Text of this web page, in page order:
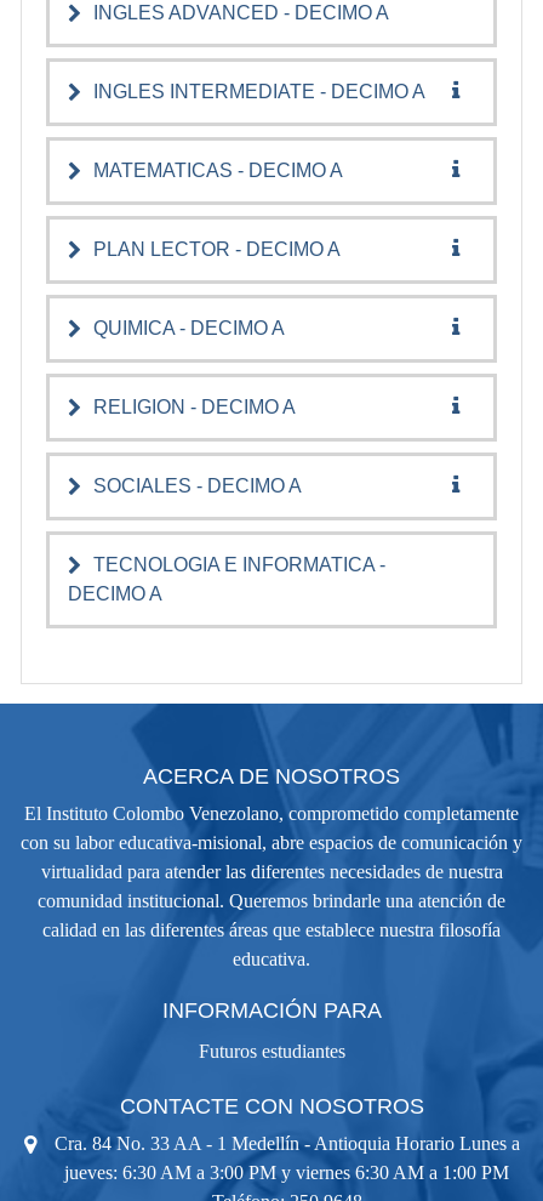
INGLES ADVANCED - DECIMO A
INGLES INTERMEDIATE - DECIMO A
MATEMATICAS - DECIMO A
PLAN LECTOR - DECIMO A
QUIMICA - DECIMO A
RELIGION - DECIMO A
SOCIALES - DECIMO A
TECNOLOGIA E INFORMATICA -
DECIMO A
ACERCA DE NOSOTROS
El Instituto Colombo Venezolano, comprometido completamente
con su labor educativa-misional, abre espacios de comunicación y
virtualidad para atender las diferentes necesidades de nuestra
comunidad institucional. Queremos brindarle una atención de
calidad en las diferentes áreas que establece nuestra filosofía
educativa.
INFORMACIÓN PARA
Futuros estudiantes
CONTACTE CON NOSOTROS
Cra. 84 No. 33 AA - 1 Medellín - Antioquia Horario Lunes a
jueves: 6:30 AM a 3:00 PM y viernes 6:30 AM a 1:00 PM